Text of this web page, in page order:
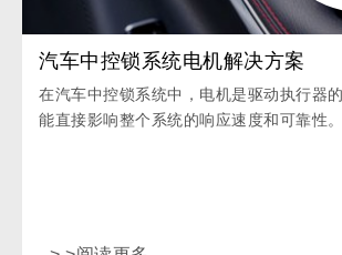
汽车中控锁系统电机解决方案
在汽车中控锁系统中，电机是驱动执行器
能直接影响整个系统的响应速度和可靠性。